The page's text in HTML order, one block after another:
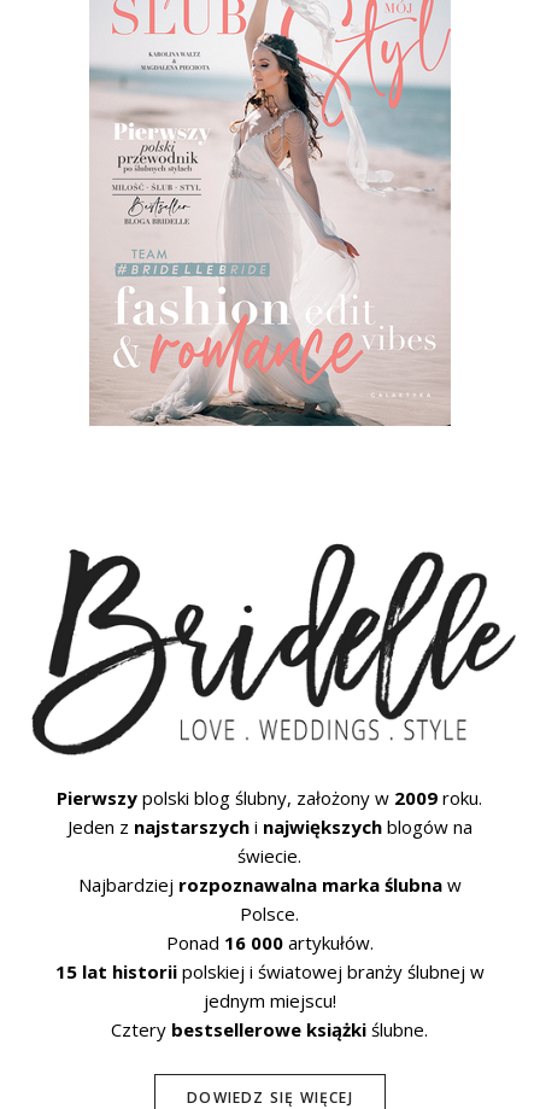
Pierwszy polski blog ślubny, założony w 2009 roku.
Jeden z najstarszychi największychblogów na
świecie.
Najbardziej rozpoznawalna marka ślubnaw
Polsce.
Ponad 16 000artykułów.
15 lat historiipolskiej i światowej branży ślubnej w
jednym miejscu!
Cztery bestsellerowe książki ślubne.
DOWIEDZ SIĘ WIĘCEJ